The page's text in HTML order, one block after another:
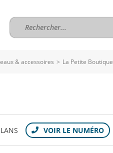
& accessoires > La Petite Boutique